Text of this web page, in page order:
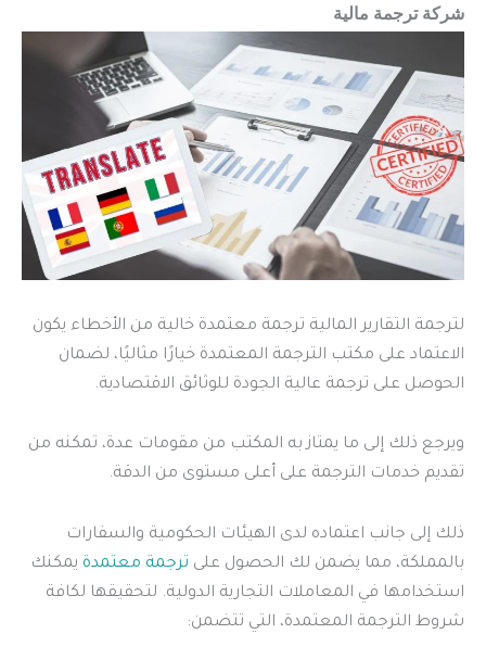
شركة ترجمة مالية
لترجمة التقارير المالية ترجمة معتمدة خالية من الأخطاء يكون
الاعتماد على مكتب الترجمة المعتمدة خيارًا مثاليًا، لضمان
الحوصل على ترجمة عالية الجودة للوثائق الاقتصادية.
ويرجع ذلك إلى ما يمتاز به المكتب من مقومات عدة، تمكنه من
تقديم خدمات الترجمة على أعلى مستوى من الدقة.
ذلك إلى جانب اعتماده لدى الهيئات الحكومية والسفارات
بالمملكة، مما يضمن لك الحصول على ترجمة معتمدة يمكنك
استخدامها في المعاملات التجارية الدولية. لتحقيقها لكافة
شروط الترجمة المعتمدة، التي تتضمن: